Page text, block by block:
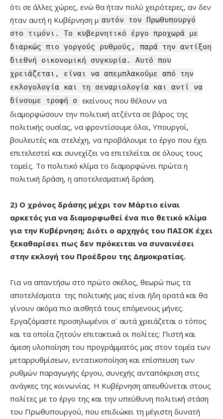
ότι σε άλλες χώρες, ενώ θα ήταν πολύ χειρότερες, αν δεν
ήταν αυτή η Κυβέρνηση μ αυτόν τον Πρωθυπουργό
στο τιμόνι. Το κυβερνητικό έργο προχωρά με
διαρκώς πιο γοργούς ρυθμούς, παρά την αντίξοη
διεθνή οικονομική συγκυρία. Αυτό που
χρειάζεται, είναι να απεμπλακούμε από την
εκλογολογία και τη σεναριολογία και αντί να
δίνουμε τροφή σ εκείνους που θέλουν να
διαμορφώσουν την πολιτική ατζέντα σε βάρος της
πολιτικής ουσίας, να φροντίσουμε όλοι, Υπουργοί,
βουλευτές και στελέχη, να προβάλουμε το έργο που έχει
επιτελεστεί και συνεχίζει να επιτελείται σε όλους τους
τομείς. Το πολιτικό κλίμα το διαμορφώνει πρώτα η
πολιτική δράση, η αποτελεσματική δράση.
2) Ο χρόνος δράσης μέχρι τον Μάρτιο είναι
αρκετός για να διαμορφωθεί ένα πιο θετικό κλίμα
για την Κυβέρνηση; Διότι ο αρχηγός του ΠΑΣΟΚ έχει
ξεκαθαρίσει πως δεν πρόκειται να συναινέσει
στην εκλογή του Προέδρου της Δημοκρατίας.
Για να απαντήσω στο πρώτο σκέλος, θεωρώ πως τα
αποτελέσματα της πολιτικής μας είναι ήδη ορατά και θα
γίνουν ακόμα πιο αισθητά τους επόμενους μήνες.
Εργαζόμαστε προσηλωμένοι σ` αυτά χρειάζεται ο τόπος
και τα οποία ζητούν επιτακτικά οι πολίτες: Πιστή και
άμεση υλοποίηση του προγράμματός μας στον τομέα των
μεταρρυθμίσεων, εντατικοποίηση και επίσπευση των
ρυθμών παραγωγής έργου, συνεχής ανταπόκριση στις
ανάγκες της κοινωνίας. Η Κυβέρνηση απευθύνεται στους
πολίτες με το έργο της και την υπεύθυνη πολιτική στάση
του Πρωθυπουργού, που επιδιώκει τη μέγιστη δυνατή